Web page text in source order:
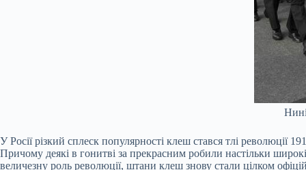
У Росії різкий сплеск популярності клеш стався тлі революції
Причому деякі в гонитві за прекрасним робили настільки
величезну роль революції, штани клеш знову стали цілком